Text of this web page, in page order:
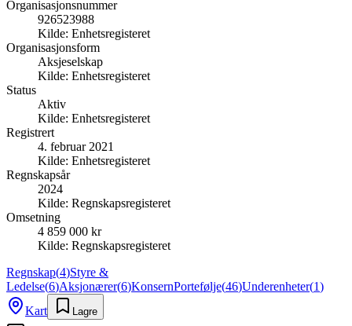
Organisasjonsnummer
926523988
Kilde: Enhetsregisteret
Organisasjonsform
Aksjeselskap
Kilde: Enhetsregisteret
Status
Aktiv
Kilde: Enhetsregisteret
Registrert
4. februar 2021
Kilde: Enhetsregisteret
Regnskapsår
2024
Kilde: Regnskapsregisteret
Omsetning
4 859 000 kr
Kilde: Regnskapsregisteret
Regnskap(4)Styre &
Ledelse(6)Aksjonærer(6)KonsernPortefølje(46)Underenheter(1)
Kart
Lagre